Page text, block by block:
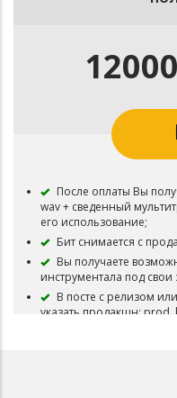
После оплаты Вы
wav + сведенный
его использование;
Бит снимается с
Вы получаете
инструментала под свои
В посте с релизом
указать продакшн: prod.